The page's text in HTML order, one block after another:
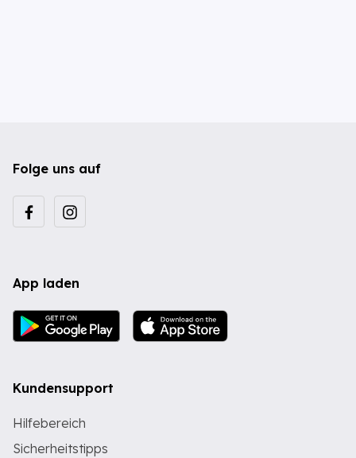
Folge uns auf
App laden
Kundensupport
Hilfebereich
Sicherheitstipps